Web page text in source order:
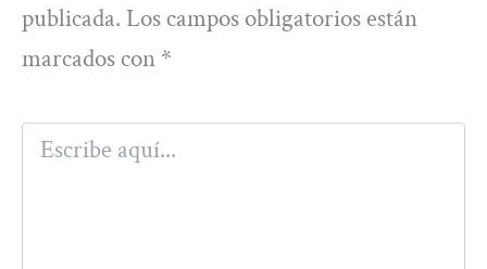
publicada. Los campos obligatorios están
marcados con *
aquí...